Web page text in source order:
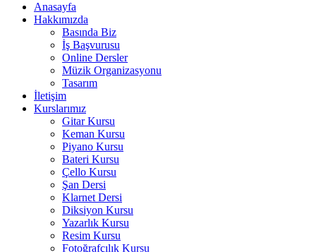
Anasayfa
Hakkımızda
Basında Biz
İş Başvurusu
Online Dersler
Müzik Organizasyonu
Tasarım
İletişim
Kurslarımız
Gitar Kursu
Keman Kursu
Piyano Kursu
Bateri Kursu
Çello Kursu
Şan Dersi
Klarnet Dersi
Diksiyon Kursu
Yazarlık Kursu
Resim Kursu
Fotoğrafçılık Kursu